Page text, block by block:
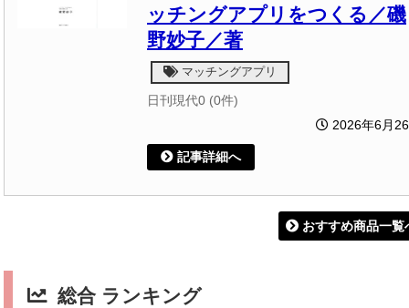
ッチングアプリをつくる／磯
野妙子／著
マッチングアプリ
日刊現代0 (0件)
2026年6月
記事詳細へ
おすすめ商品一覧
総合 ランキング